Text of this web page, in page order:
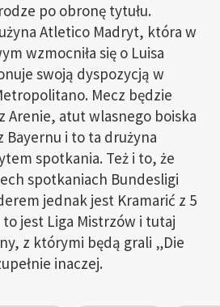
po obronę tytułu.
Atletico Madryt, która w
wzmocniła się o Luisa
swoją dyspozycją w
Mecz będzie
Arenie, atut wlasnego boiska
Bayernu i to ta drużyna
spotkania. Też i to, że
spotkaniach Bundesligi
jednak jest Kramarić z 5
jest Liga Mistrzów i tutaj
z którymi będą grali „Die
inaczej.